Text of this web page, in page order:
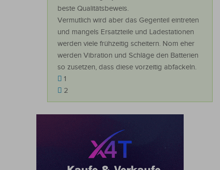
beste Qualitätsbeweis.
Vermutlich wird aber das Gegenteil eintreten
und mangels Ersatzteile und Ladestationen
werden viele frühzeitig scheitern. Nom eher
werden Vibration und Schläge den Batterien
so zusetzen, dass diese vorzeitig abfackeln.
1
2